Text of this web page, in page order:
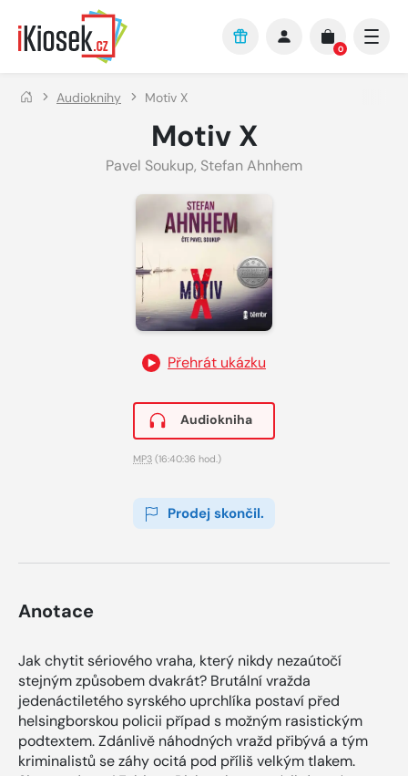
Přejít na hlavní obsah
0
Audioknihy Motiv X
Motiv X
Pavel Soukup, Stefan Ahnhem
Přehrát ukázku
Audiokniha
MP3 (16:40:36 hod.)
Prodej skončil.
Anotace
Jak chytit sériového vraha, který nikdy nezaútočí
stejným způsobem dvakrát? Brutální vražda
jedenáctiletého syrského uprchlíka postaví před
helsingborskou policii případ s možným rasistickým
podtextem. Zdánlivě náhodných vražd přibývá a tým
kriminalistů se záhy ocitá pod příliš velkým tlakem.